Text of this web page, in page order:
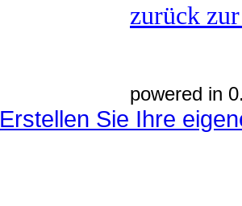
zurück
powered in
Erstellen Sie Ihre